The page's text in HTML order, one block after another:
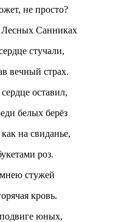
не просто?
Санниках
стучали,
вечный страх.
оставил,
белых берёз
на свиданье,
роз.
стужей
кровь.
юных,